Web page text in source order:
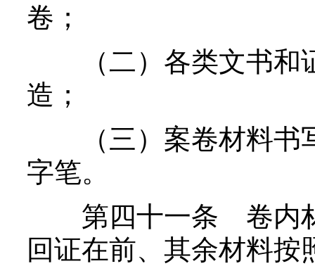
卷；
（二）各类文书和
造；
（三）案卷材料书
字笔。
第四十一条 卷内材
回证在前、其余材料